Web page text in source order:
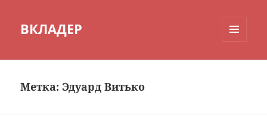
ВКЛАДЕР
Метка:Эдуард Витько